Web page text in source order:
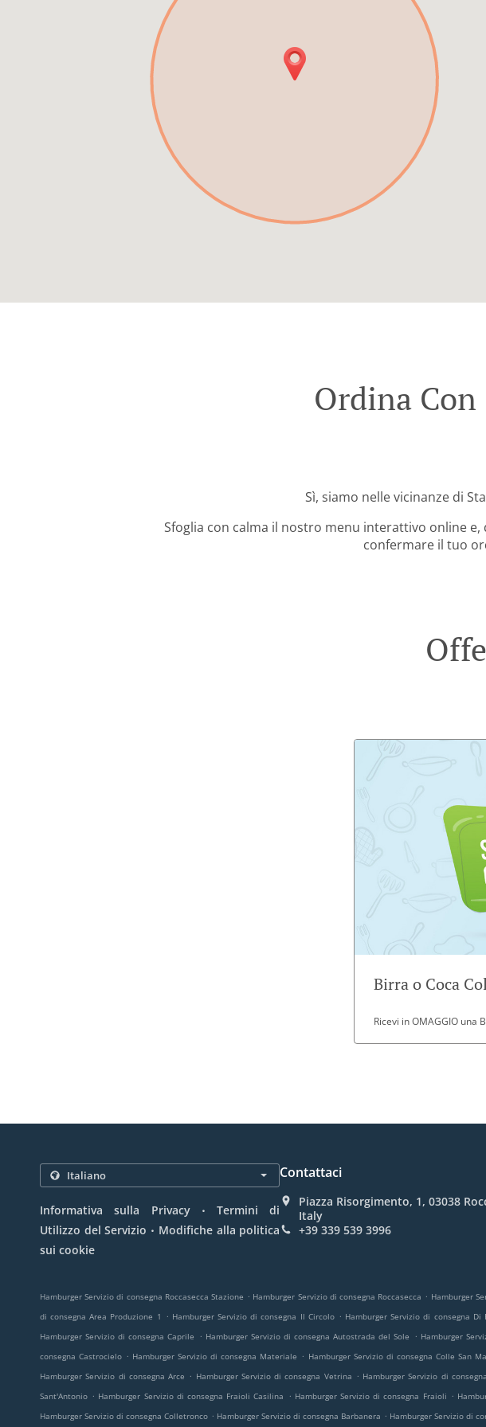
Ordina Con
Sì, siamo nelle vicinanze di
Sfoglia con calma il nostro menu interattivo online
confermare il tuo
Birra o Coca
Ricevi in OMAGGIO una
Informativa sulla Privacy .
Termini di
Utilizzo del Servizio . Modifiche alla politica
sui cookie
Contattaci
Piazza Risorgimento, 1, 03038
Italy
+39 339 539 3996
Hamburger Servizio di consegna Roccasecca Stazione . Hamburger Servizio di consegna Roccasecca . Hamburger
di consegna Area Produzione 1
. Hamburger Servizio di consegna Il Circolo . Hamburger Servizio di consegna Di
Hamburger Servizio di consegna Caprile
. Hamburger Servizio di consegna Autostrada del Sole . Hamburger
consegna Castrocielo . Hamburger Servizio di consegna Materiale . Hamburger Servizio di consegna Colle San
Hamburger Servizio di consegna Arce . Hamburger Servizio di consegna Vetrina . Hamburger Servizio di
Sant'Antonio . Hamburger Servizio di consegna Fraioli Casilina . Hamburger Servizio di consegna Fraioli .
Hamburger Servizio di consegna Colletronco . Hamburger Servizio di consegna Barbanera . Hamburger Servizio di